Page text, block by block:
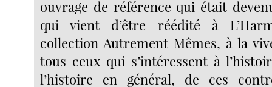
ouvrage de référence qui était
qui vient d’être réédité à
collection Autrement Mêmes, à la
tous ceux qui s’intéressent à
l’histoire en général, de ces